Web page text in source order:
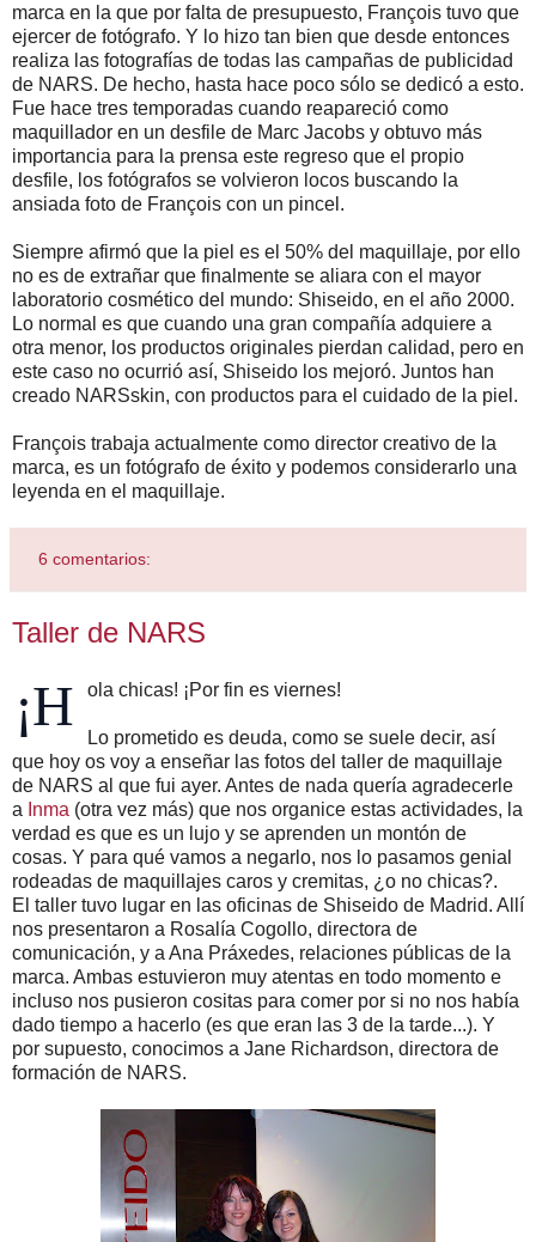
marca en la que por falta de presupuesto, François tuvo que
ejercer de fotógrafo. Y lo hizo tan bien que desde entonces
realiza las fotografías de todas las campañas de publicidad
de NARS. De hecho, hasta hace poco sólo se dedicó a esto.
Fue hace tres temporadas cuando reapareció como
maquillador en un desfile de Marc Jacobs y obtuvo más
importancia para la prensa este regreso que el propio
desfile, los fotógrafos se volvieron locos buscando la
ansiada foto de François con un pincel.
Siempre afirmó que la piel es el 50% del maquillaje, por ello
no es de extrañar que finalmente se aliara con el mayor
laboratorio cosmético del mundo: Shiseido, en el año 2000.
Lo normal es que cuando una gran compañía adquiere a
otra menor, los productos originales pierdan calidad, pero en
este caso no ocurrió así, Shiseido los mejoró. Juntos han
creado NARSskin, con productos para el cuidado de la piel.
François trabaja actualmente como director creativo de la
marca, es un fotógrafo de éxito y podemos considerarlo una
leyenda en el maquillaje.
6 comentarios:
Taller de NARS
¡H ola chicas! ¡Por fin es viernes!
Lo prometido es deuda, como se suele decir, así
que hoy os voy a enseñar las fotos del taller de maquillaje
de NARS al que fui ayer. Antes de nada quería agradecerle
a Inma (otra vez más) que nos organice estas actividades, la
verdad es que es un lujo y se aprenden un montón de
cosas. Y para qué vamos a negarlo, nos lo pasamos genial
rodeadas de maquillajes caros y cremitas, ¿o no chicas?.
El taller tuvo lugar en las oficinas de Shiseido de Madrid. Allí
nos presentaron a Rosalía Cogollo, directora de
comunicación, y a Ana Práxedes, relaciones públicas de la
marca. Ambas estuvieron muy atentas en todo momento e
incluso nos pusieron cositas para comer por si no nos había
dado tiempo a hacerlo (es que eran las 3 de la tarde...). Y
por supuesto, conocimos a Jane Richardson, directora de
formación de NARS.